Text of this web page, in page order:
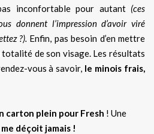
inconfortable pour autant (ces
donnent l’impression d’avoir viré
?). Enfin, pas besoin d’en mettre
de son visage. Les résultats
vous à savoir, le minois frais,
carton plein pour Fresh ! Une
déçoit jamais !